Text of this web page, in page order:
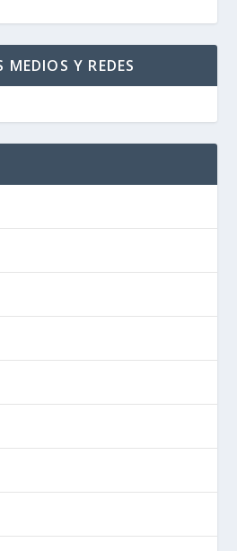
Y REDES